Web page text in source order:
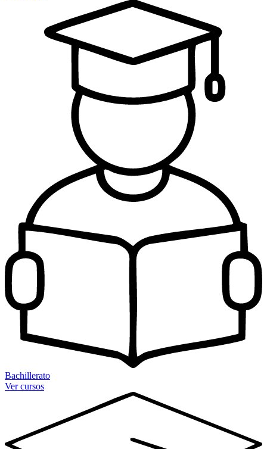
Bachillerato
Ver cursos